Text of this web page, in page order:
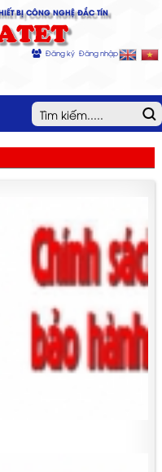
BỊ CÔNG NGHỆ ĐẮC TÍN
Đăng ký Đăng nhập